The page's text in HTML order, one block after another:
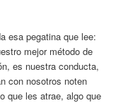
esa pegatina que lee:
mejor método de
es nuestra conducta,
con nosotros noten
que les atrae, algo que